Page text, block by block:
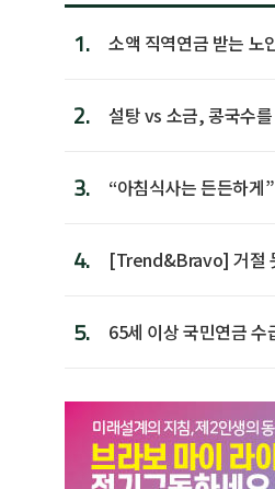
1.
소액 직역연금 받는 노
2. 설탕 vs 소금, 콩국수
3.
“아침식사는 든든하게
4.
[Trend&Bravo] 거절
5. 65세 이상 국민연금 수